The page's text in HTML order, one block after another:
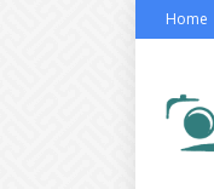
Home